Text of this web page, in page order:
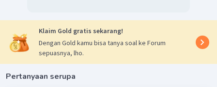
Klaim Gold gratis sekarang!
Dengan Gold kamu bisa tanya soal ke Forum
sepuasnya, lho.
Pertanyaan serupa